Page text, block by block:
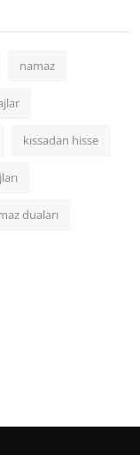
namaz
kıssadan hisse
duaları